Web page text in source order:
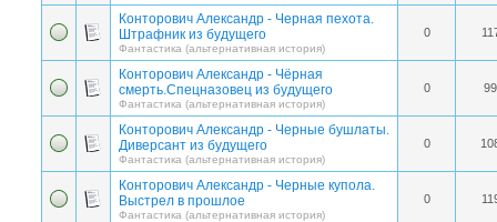
Конторович Александр - Черная пехота.
Штрафник из будущего
Фантастика (альтернативная история)
0
Конторович Александр - Чёрная
смерть.Спецназовец из будущего
Фантастика (альтернативная история)
0
Конторович Александр - Черные бушлаты.
Диверсант из будущего
Фантастика (альтернативная история)
0
Конторович Александр - Черные купола.
Выстрел в прошлое
Фантастика (альтернативная история)
0